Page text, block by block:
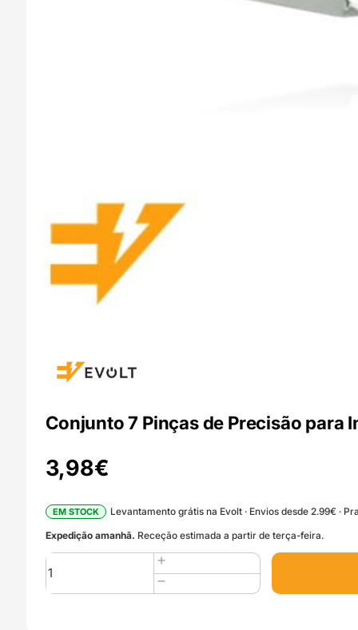
Conjunto 7 Pinças de Precisão para
3,98€
EM STOCK
Levantamento grátis na Evolt · Envios desde 2.99€ ·
Expedição amanhã. Receção estimada a partir de terça-feira.
Quantidade
de
Conjunto